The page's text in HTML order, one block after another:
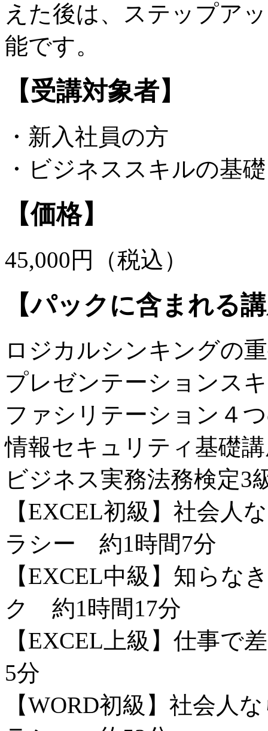
えた後は、ステップア
能です。
【受講対象者】
・新入社員の方
・ビジネススキルの基
【価格】
45,000円（税込）
【パックに含まれる
ロジカルシンキングの
プレゼンテーションス
ファシリテーション４
情報セキュリティ基礎
ビジネス実務法務検定
【EXCEL初級】社会人
ラシー 約1時間7分
【EXCEL中級】知らな
ク 約1時間17分
【EXCEL上級】仕事で
5分
【WORD初級】社会人